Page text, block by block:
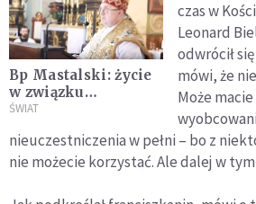
Bp Mastalski: życie
w związku
niesakramentalnym
gorszym
ŚWIAT
czas w
Leonard
odwrócił
mówi, że
Może
nieuczestniczenia w pełni – bo z
nie możecie korzystać. Ale dalej w